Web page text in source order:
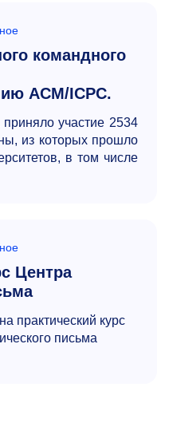
командного
ACM/ICPC.
участие 2534
из которых прошло
в том числе
Центра
практический курс
письма